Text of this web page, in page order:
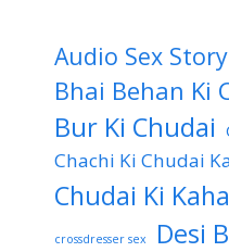
Audio Sex Story
Bhai Behan Ki
Bur Ki Chudai
Chachi Ki Chudai
Chudai Ki
crossdresser sex Desi